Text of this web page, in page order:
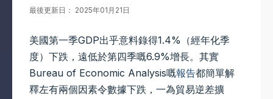
最後更新日： 2025年01月21日
美國第一季GDP出乎意料錄得1.4%（經年化季
度）下跌，遠低於第四季嘅6.9%增長。其實
Bureau of Economic Analysis嘅報告都簡單解
釋左有兩個因素令數據下跌，一為貿易逆差擴